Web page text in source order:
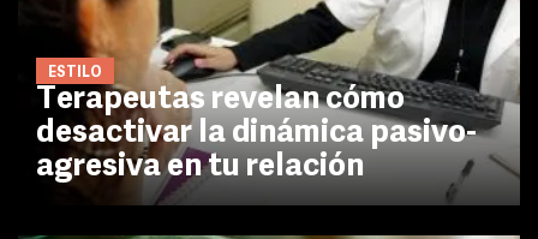
ESTILO
Terapeutas revelan cómo
desactivar la dinámica pasivo-
agresiva en tu relación